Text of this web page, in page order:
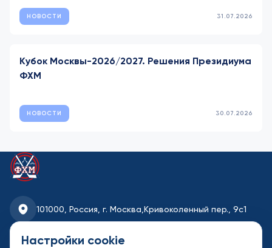
НОВОСТИ 31.07.2026
Кубок Москвы-2026/2027. Решения Президиума
ФХМ
НОВОСТИ 30.07.2026
101000, Россия, г. Москва, Кривоколенный пер., 9с1
fhmoscow@mail.ru
Настройки cookie